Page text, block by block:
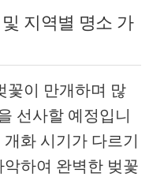
지역별 명소 가
꽃이 만개하며 많
선사할 예정입니
화 시기가 다르기
하여 완벽한 벚꽃